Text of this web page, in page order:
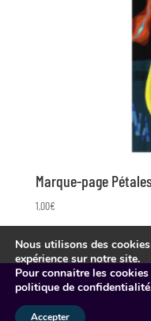
Marque-page
1,00€
Nous utilisons des
expérience sur notre site.
Pour connaitre les
politique de
Accepter